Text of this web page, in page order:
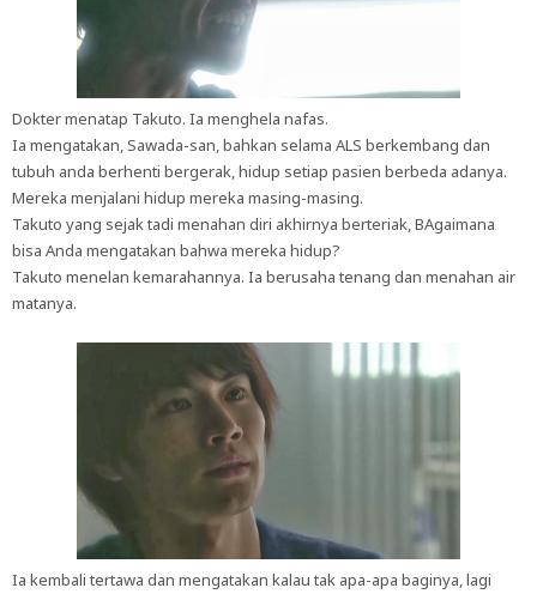
Dokter menatap Takuto. Ia menghela nafas.
Ia mengatakan, Sawada-san, bahkan selama ALS berkembang dan
tubuh anda berhenti bergerak, hidup setiap pasien berbeda adanya.
Mereka menjalani hidup mereka masing-masing.
Takuto yang sejak tadi menahan diri akhirnya berteriak, BAgaimana
bisa Anda mengatakan bahwa mereka hidup?
Takuto menelan kemarahannya. Ia berusaha tenang dan menahan air
matanya.
Ia kembali tertawa dan mengatakan kalau tak apa-apa baginya, lagi